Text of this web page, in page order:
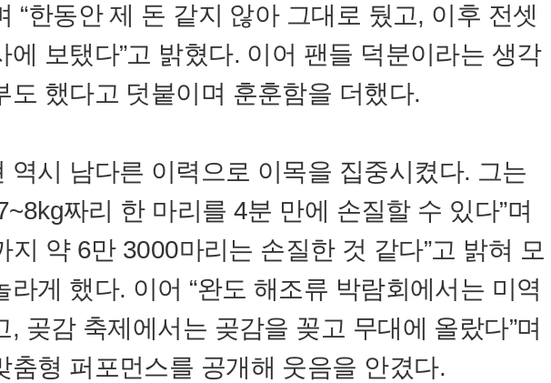
“한동안 제 돈 같지 않아 그대로 뒀고, 이후 전셋
에 보탰다”고 밝혔다. 이어 팬들 덕분이라는 생각
도 했다고 덧붙이며 훈훈함을 더했다.
역시 남다른 이력으로 이목을 집중시켰다. 그는
짜리 한 마리를 4분 만에 손질할 수 있다”며
지 약 6만 3000마리는 손질한 것 같다”고 밝혀 모
라게 했다. 이어 “완도 해조류 박람회에서는 미역
, 곶감 축제에서는 곶감을 꽂고 무대에 올랐다”며
춤형 퍼포먼스를 공개해 웃음을 안겼다.